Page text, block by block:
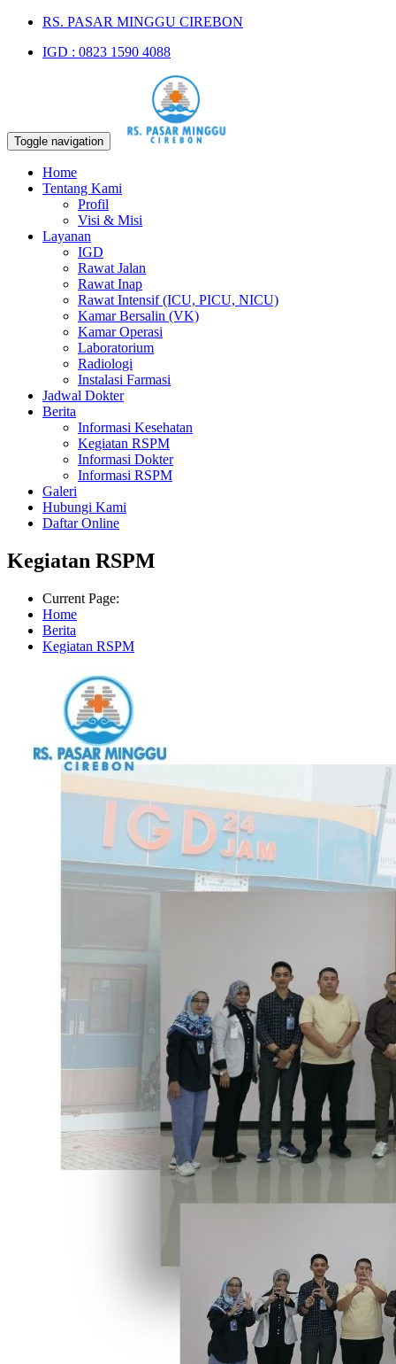
RS. PASAR MINGGU CIREBON
IGD : 0823 1590 4088
Toggle navigation
Home
Tentang Kami
Profil
Visi & Misi
Layanan
IGD
Rawat Jalan
Rawat Inap
Rawat Intensif (ICU, PICU, NICU)
Kamar Bersalin (VK)
Kamar Operasi
Laboratorium
Radiologi
Instalasi Farmasi
Jadwal Dokter
Berita
Informasi Kesehatan
Kegiatan RSPM
Informasi Dokter
Informasi RSPM
Galeri
Hubungi Kami
Daftar Online
Kegiatan RSPM
Current Page:
Home
Berita
Kegiatan RSPM